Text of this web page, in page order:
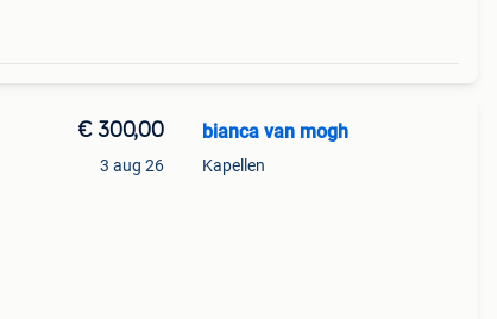
€ 300,00
3 aug 26
bianca van mogh
Kapellen